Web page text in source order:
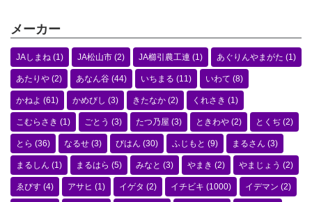
メーカー
JAしまね (1) JA松山市 (2) JA櫛引農工連 (1) あぐりんやまがた (1)
あたりや (2) あなん谷 (44) いちまる (11) いわて (8)
かねよ (61) かめびし (3) きたなか (2) くれさき (1)
こむらさき (1) ごとう (3) たつ乃屋 (3) ときわや (2) とくぢ (2)
とら (36) なるせ (3) びはん (30) ふじもと (9) まるさん (3)
まるしん (1) まるはら (5) みなと (3) やまき (2) やまじょう (2)
ゑびす (4) アサヒ (1) イゲタ (2) イチビキ (1000) イデマン (2)